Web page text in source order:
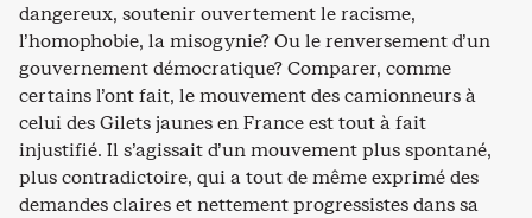
dangereux, soutenir ouvertement le racisme,
l’homophobie, la misogynie? Ou le renversement d’un
gouvernement démocratique? Comparer, comme
certains l’ont fait, le mouvement des camionneurs à
celui des Gilets jaunes en France est tout à fait
injustifié. Il s’agissait d’un mouvement plus spontané,
plus contradictoire, qui a tout de même exprimé des
demandes claires et nettement progressistes dans sa